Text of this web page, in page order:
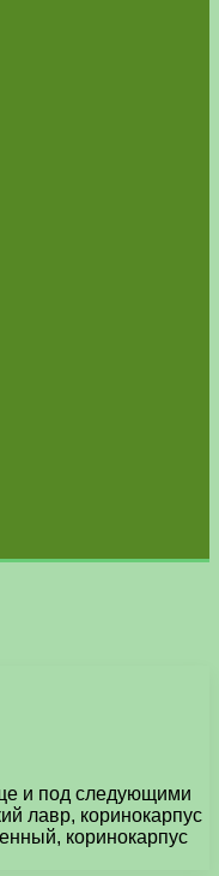
и под следующими
лавр, коринокарпус
коринокарпус